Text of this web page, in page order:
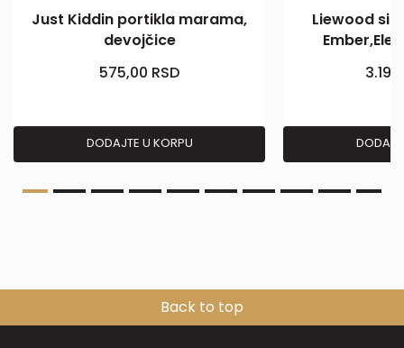
Just Kiddin portikla marama,
devojčice
575,00 RSD
DODAJTE U KORPU
Liewood
Back to top